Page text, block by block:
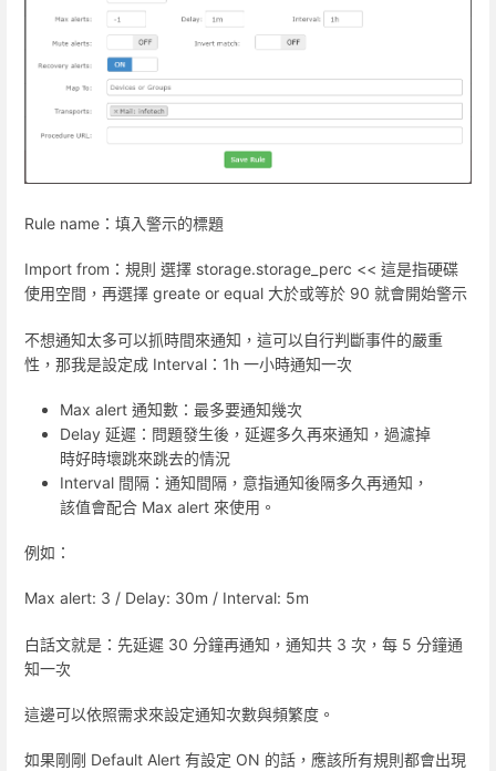
Rule name：填入警示的標題
Import from：規則 選擇 storage.storage_perc << 這是指硬碟
使用空間，再選擇 greate or equal 大於或等於 90 就會開始警示
不想通知太多可以抓時間來通知，這可以自行判斷事件的嚴重
性，那我是設定成 Interval：1h 一小時通知一次
Max alert 通知數：最多要通知幾次
Delay 延遲：問題發生後，延遲多久再來通知，過濾掉
時好時壞跳來跳去的情況
Interval 間隔：通知間隔，意指通知後隔多久再通知，
該值會配合 Max alert 來使用。
例如：
Max alert: 3 / Delay: 30m / Interval: 5m
白話文就是：先延遲 30 分鐘再通知，通知共 3 次，每 5 分鐘通
知一次
這邊可以依照需求來設定通知次數與頻繁度。
如果剛剛 Default Alert 有設定 ON 的話，應該所有規則都會出現